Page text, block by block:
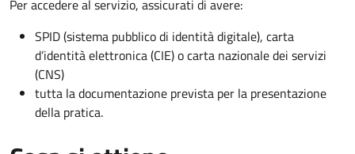
Per accedere al servizio, assicurati di avere:
SPID (sistema pubblico di identità digitale), carta
d’identità elettronica (CIE) o carta nazionale dei servizi
(CNS)
tutta la documentazione prevista per la presentazione
della pratica.